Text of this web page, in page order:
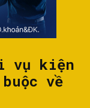
vụ kiện
về